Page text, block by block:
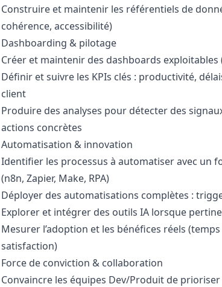
Construire et maintenir les référentiels de
cohérence, accessibilité)
Dashboarding & pilotage
Créer et maintenir des dashboards exploitables
Définir et suivre les KPIs clés : productivité,
client
Produire des analyses pour détecter des
actions concrètes
Automatisation & innovation
Identifier les processus à automatiser avec un
(n8n, Zapier, Make, RPA)
Déployer des automatisations complètes :
Explorer et intégrer des outils IA lorsque
Mesurer l’adoption et les bénéfices réels
satisfaction)
Force de conviction & collaboration
Convaincre les équipes Dev/Produit de